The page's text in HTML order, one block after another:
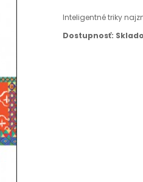
Inteligentné triky
Dostupnosť: